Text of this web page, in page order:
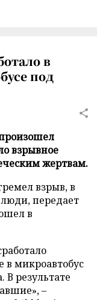
в
под
взрывное
жертвам.
взрыв, в
люди, передает
в
в микроавтобус
результате
–